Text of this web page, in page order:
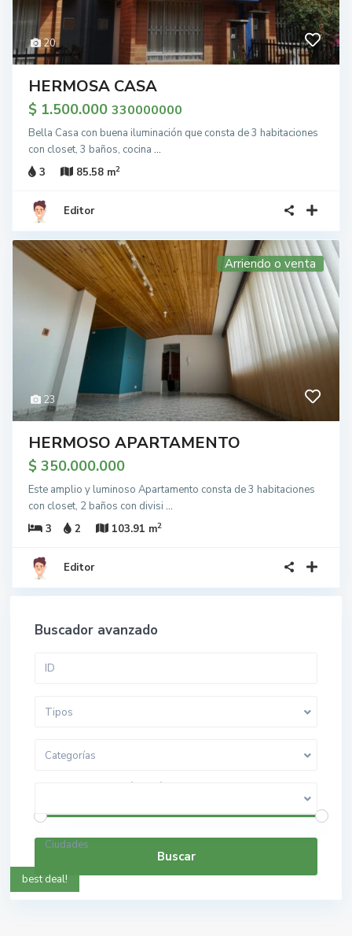
20
HERMOSA CASA
$ 1.500.000 330000000
Bella Casa con buena iluminación que consta de 3 habitaciones
con closet, 3 baños, cocina ...
3
85.58 m2
Editor
23
Arriendo o venta
HERMOSO APARTAMENTO
$ 350.000.000
Este amplio y luminoso Apartamento consta de 3 habitaciones
con closet, 2 baños con divisi ...
3
2 103.91 m2
Editor
Buscador avanzado
Tipos
Categorías
Rango de precios: $ 0 a $ 5.000.000.000
Ciudades
Buscar
best deal!